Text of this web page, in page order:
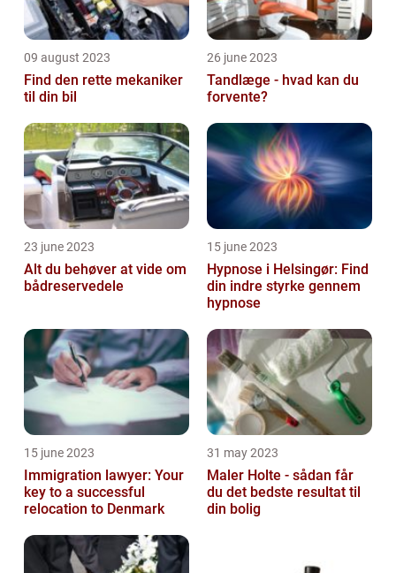
09 august 2023
Find den rette mekaniker
til din bil
26 june 2023
Tandlæge - hvad kan du
forvente?
23 june 2023
Alt du behøver at vide om
bådreservedele
15 june 2023
Hypnose i Helsingør: Find
din indre styrke gennem
hypnose
15 june 2023
Immigration lawyer: Your
key to a successful
relocation to Denmark
31 may 2023
Maler Holte - sådan får
du det bedste resultat til
din bolig